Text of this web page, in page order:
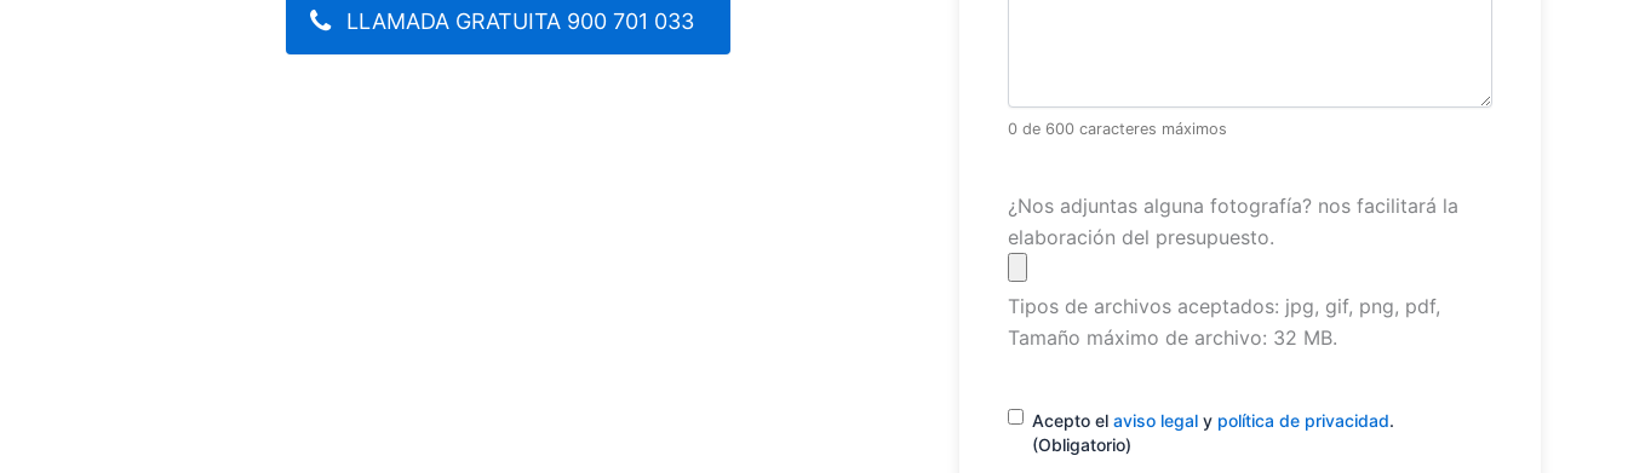
LLAMADA GRATUITA 900 701 033
0 de 600 caracteres máximos
Archivo
¿Nos adjuntas alguna fotografía? nos facilitará la
elaboración del presupuesto.
Tipos de archivos aceptados: jpg, gif, png, pdf,
Tamaño máximo de archivo: 32 MB.
Consentimiento (Obligatorio)
Acepto el aviso legal y política de privacidad.
(Obligatorio)